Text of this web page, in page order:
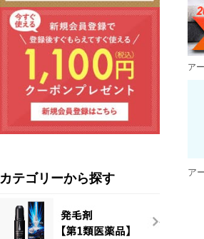
ア
ア
カテゴリーから探す